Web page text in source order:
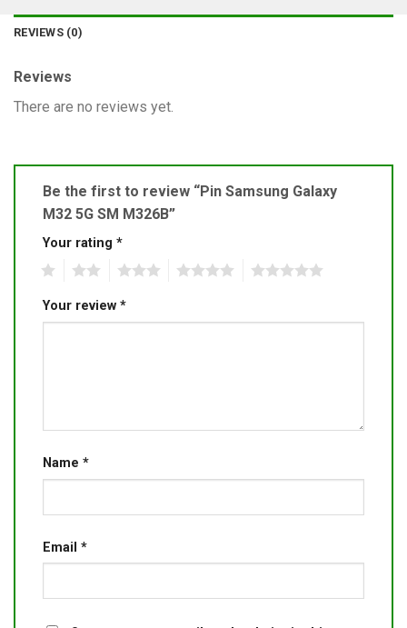
REVIEWS (0)
Reviews
There are no reviews yet.
Be the first to review “Pin Samsung Galaxy
M32 5G SM M326B”
Your rating *
Your review *
Name *
Email *